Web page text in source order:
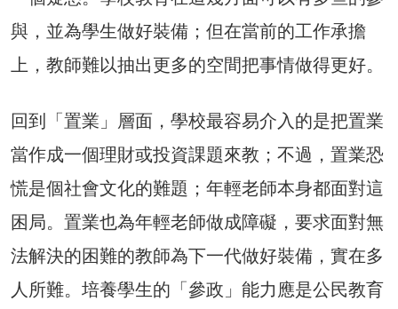
與，並為學生做好裝備；但在當前的工作承擔
上，教師難以抽出更多的空間把事情做得更好。
回到「置業」層面，學校最容易介入的是把置業
當作成一個理財或投資課題來教；不過，置業恐
慌是個社會文化的難題；年輕老師本身都面對這
困局。置業也為年輕老師做成障礙，要求面對無
法解決的困難的教師為下一代做好裝備，實在多
人所難。培養學生的「參政」能力應是公民教育